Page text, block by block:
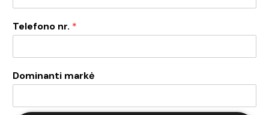
Telefono nr. *
Dominanti markė